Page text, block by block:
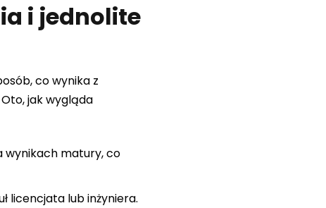
i jednolite
co wynika z
jak wygląda
wynikach matury, co
licencjata lub inżyniera.